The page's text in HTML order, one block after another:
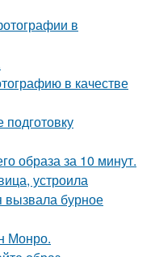
в
в качестве
образа за 10 минут.
устроила
бурное
Монро.